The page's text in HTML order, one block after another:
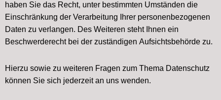
haben Sie das Recht, unter bestimmten Umständen die
Einschränkung der Verarbeitung Ihrer personenbezogenen
Daten zu verlangen. Des Weiteren steht Ihnen ein
Beschwerderecht bei der zuständigen Aufsichtsbehörde zu.
Hierzu sowie zu weiteren Fragen zum Thema Datenschutz
können Sie sich jederzeit an uns wenden.